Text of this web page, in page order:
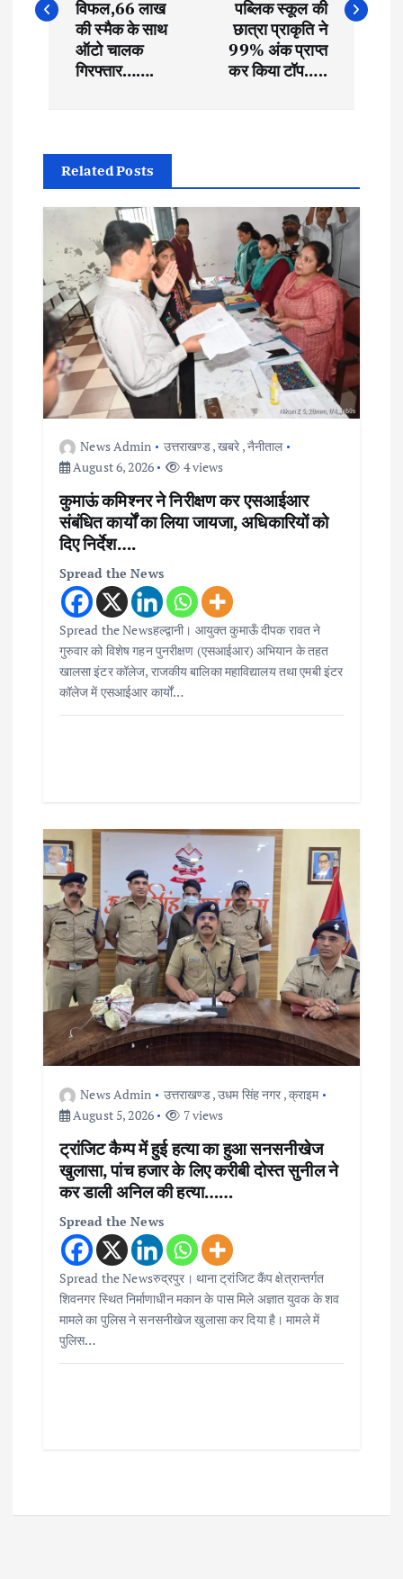
s
a
v
g
a
t
विफल,66 लाख
की स्मैक के साथ
ऑटो चालक
गिरफ्तार…….
पब्लिक स्कूल की
छात्रा प्राकृति ने
99% अंक प्राप्त
कर किया टॉप…..
Related Posts
News Admin उत्तराखण्ड,खबरे ,नैनीताल
August 6, 2026
4 views
कुमाऊं कमिश्नर ने निरीक्षण कर एसआईआर
संबंधित कार्यों का लिया जायजा, अधिकारियों को
दिए निर्देश….
Spread the News
Spread the Newsहल्द्वानी। आयुक्त कुमाऊँ दीपक रावत ने
गुरुवार को विशेष गहन पुनरीक्षण (एसआईआर) अभियान के तहत
खालसा इंटर कॉलेज, राजकीय बालिका महाविद्यालय तथा एमबी इंटर
कॉलेज में एसआईआर कार्यों…
News Admin उत्तराखण्ड,उधम सिंह नगर ,क्राइम
August 5, 2026
7 views
ट्रांजिट कैम्प में हुई हत्या का हुआ सनसनीखेज
खुलासा, पांच हजार के लिए करीबी दोस्त सुनील ने
कर डाली अनिल की हत्या……
Spread the News
Spread the Newsरुद्रपुर। थाना ट्रांजिट कैंप क्षेत्रान्तर्गत
शिवनगर स्थित निर्माणाधीन मकान के पास मिले अज्ञात युवक के शव
मामले का पुलिस ने सनसनीखेज खुलासा कर दिया है। मामले में
पुलिस…